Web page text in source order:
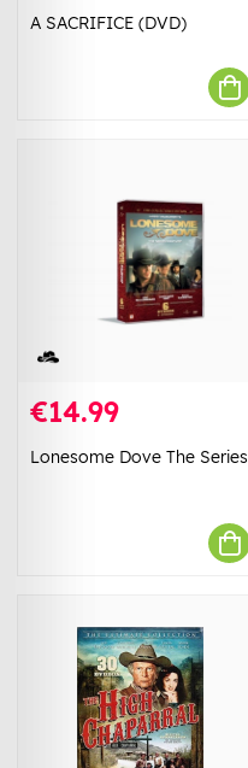
A SACRIFICE (DVD)
€14.99
Lonesome Dove The Series